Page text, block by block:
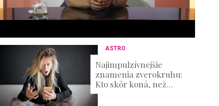
ASTRO
Najimpulzívnejšie
znamenia zverokruhu:
Kto skôr koná, než
premýšľa nad